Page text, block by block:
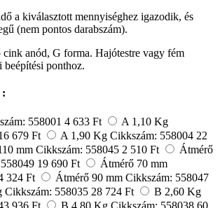
a kiválasztott mennyiséghez igazodik, és
(nem pontos darabszám).
cink anód, G forma. Hajótestre vagy fém
beépítési ponthoz.
:
558001 4 633 Ft
A 1,10 Kg
679 Ft A 1,90 Kg Cikkszám: 558004 22
mm Cikkszám: 558045 2 510 Ft
Átmérő
19 690 Ft
Átmérő 70 mm
324 Ft Átmérő 90 mm Cikkszám: 558047
Cikkszám: 558035 28 724 Ft
B 2,60 Kg